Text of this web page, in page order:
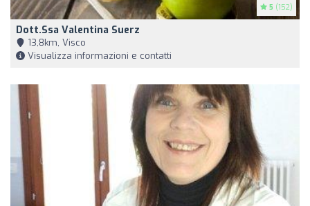
5 (152)
Dott.ssa Valentina Suerz
13,8km, Visco
Visualizza informazioni e contatti